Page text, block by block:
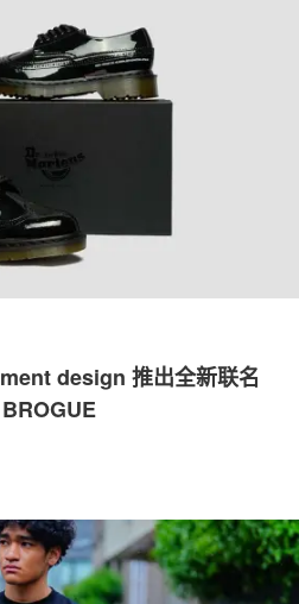
design 推出全新联名